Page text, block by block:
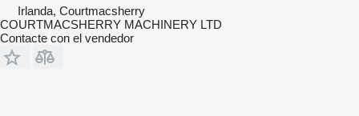
Irlanda, Courtmacsherry
COURTMACSHERRY MACHINERY LTD
Contacte con el vendedor